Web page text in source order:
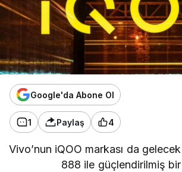
Google'da Abone Ol
1 Paylaş 4
Vivo’nun iQOO markası da gelecek
888 ile güçlendirilmiş bir